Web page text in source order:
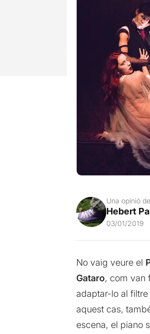
Una opinió de
Hebert
03/01/2019
No vaig veure el
Gataro, com van
adaptar-lo al
aquest cas,
escena, el piano